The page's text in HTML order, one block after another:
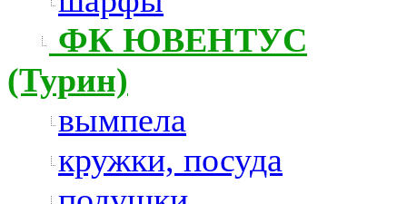
ФК ЮВЕНТУС
(Турин)
вымпела
кружки, посуда